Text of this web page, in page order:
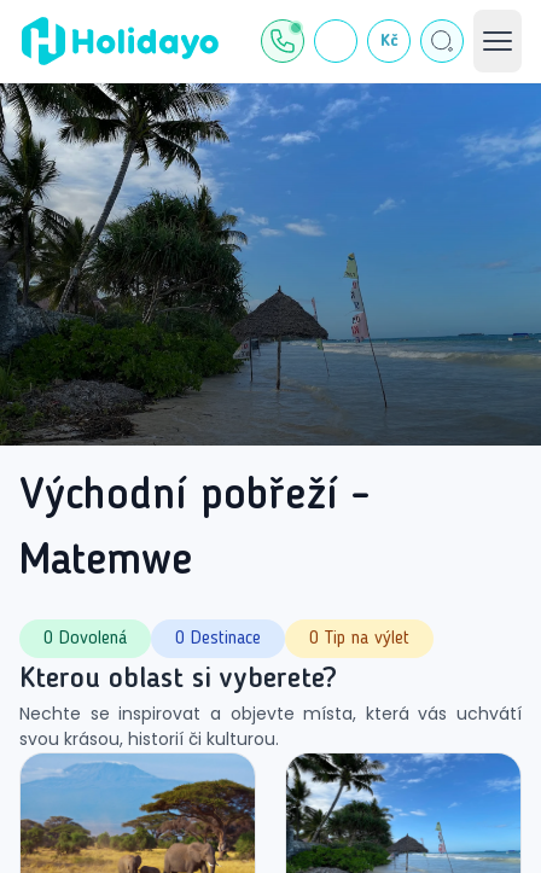
Kč
Východní pobřeží -
Matemwe
0 Dovolená 0 Destinace 0 Tip na výlet
Kterou oblast si vyberete?
Nechte se inspirovat a objevte místa, která vás uchvátí
svou krásou, historií či kulturou.